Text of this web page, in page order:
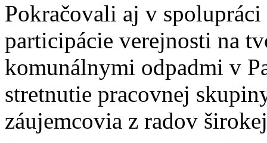
Pokračovali aj v
participácie verejnosti na
komunálnymi odpadmi v
stretnutie pracovnej
záujemcovia z radov